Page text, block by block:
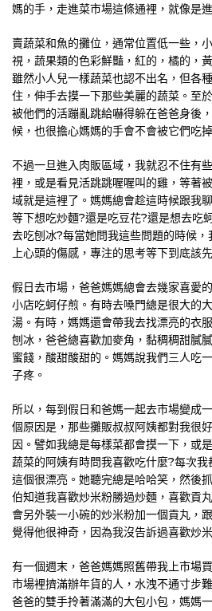
媽的手，走進菜市場這條通裡，就像是
賣蔬菜和魚的攤位，通常位置低一些，
視，蔬果類的色彩鮮豔，紅的，橘的，
雖然小人兒一樣蔬菜也認不出名，但各
住，伸手去摸一下那些美麗的蔬菜。至
被他們的活蹦亂跳給嚇得躲在爸爸身後
候，也很擔心媽媽的手會不會被它們吃掉
不過一旦進入肉販區域，我就忍不住有
裡，或是看見活跳跳喔喔叫的雞，等著
域就是這裡了。媽媽總會趁這時候跟我
等下想吃炒麵?還是吃豆花?還是想去吃
去吃刨冰?每當她問我這些問題的時候
上心頭的傷感，專注的思考等下到底該
假日去市場，爸爸媽媽總會去幾家喜愛
小店吃蚵仔煎。有時去嗓門總是很大的
湯。有時，媽媽還會帶我去找漂亮的衣
刨冰，爸爸總喜歡加麥角，黏稠稠甜膩
蜜餞，酸甜酸甜的。媽媽說我們三人吃
子疼。
所以，每到假日和爸媽一起去市場變成
個原因是，那些攤販叔叔阿姨都對我很
因。譬如我總是每樣菜都會摸一下，或
蔬菜的阿姨有時問我喜歡吃什麼?每次
這個很漂亮。她聽完總是哈哈笑，然後
伯知道我喜歡炒米粉勝過炒麵，喜歡貢
會另外裝一小碗的炒米粉加一個貢丸，
覺得他很神奇，因為我沒告訴過喜歡炒
有一個週末，爸爸媽媽照舊帶我上市場
市場裡擠滿辦年貨的人，水洩不通寸步
爸爸的雙手拎著滿滿的大包小包，媽媽